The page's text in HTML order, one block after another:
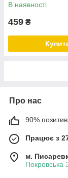
В наявності
459 ₴
Про нас
90%
Працює з
м.
Покровська